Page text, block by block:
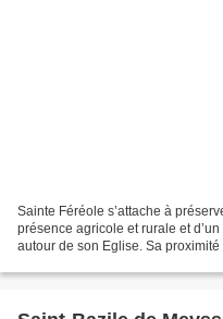
Sainte Féréole s’attache à
présence agricole et rurale et
autour de son Eglise. Sa proximité